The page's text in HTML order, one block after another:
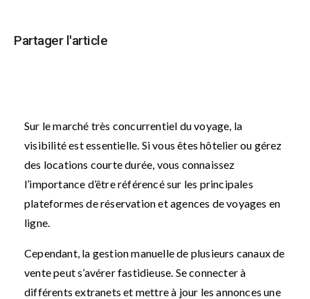
Partager l'article
Sur le marché très concurrentiel du voyage, la
visibilité est essentielle. Si vous êtes hôtelier ou gérez
des locations courte durée, vous connaissez
l’importance d’être référencé sur les principales
plateformes de réservation et agences de voyages en
ligne.
Cependant, la gestion manuelle de plusieurs canaux de
vente peut s’avérer fastidieuse. Se connecter à
différents extranets et mettre à jour les annonces une